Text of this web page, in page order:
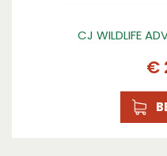
CJ WILDLIFE
€